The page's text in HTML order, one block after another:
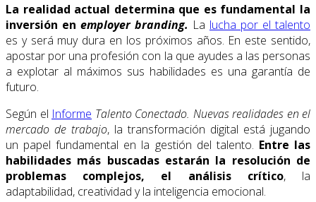
La realidad actual determina que es fundamental la
inversión en employer branding. La lucha por el talento
es y será muy dura en los próximos años. En este sentido,
apostar por una profesión con la que ayudes a las personas
a explotar al máximos sus habilidades es una garantía de
futuro.
Según el Informe Talento Conectado. Nuevas realidades en el
mercado de trabajo, la transformación digital está jugando
un papel fundamental en la gestión del talento. Entre las
habilidades más buscadas estarán la resolución de
problemas complejos, el análisis crítico, la
adaptabilidad, creatividad y la inteligencia emocional.